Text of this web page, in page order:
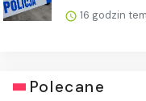
16 godzin
Polecane